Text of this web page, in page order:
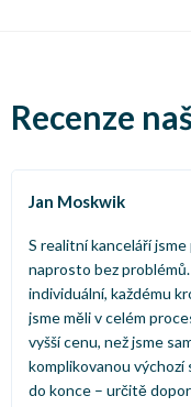
Recenze
Jan Moskwik
S realitní kanceláří
naprosto bez
individuální, každému
jsme měli v celém
vyšší cenu, než jsme
komplikovanou výchozí
do konce – určitě